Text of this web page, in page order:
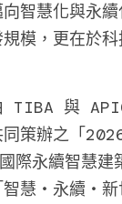
智慧化與永
模，更在於
與
同策辦之「
永續智慧建
慧・永續・新